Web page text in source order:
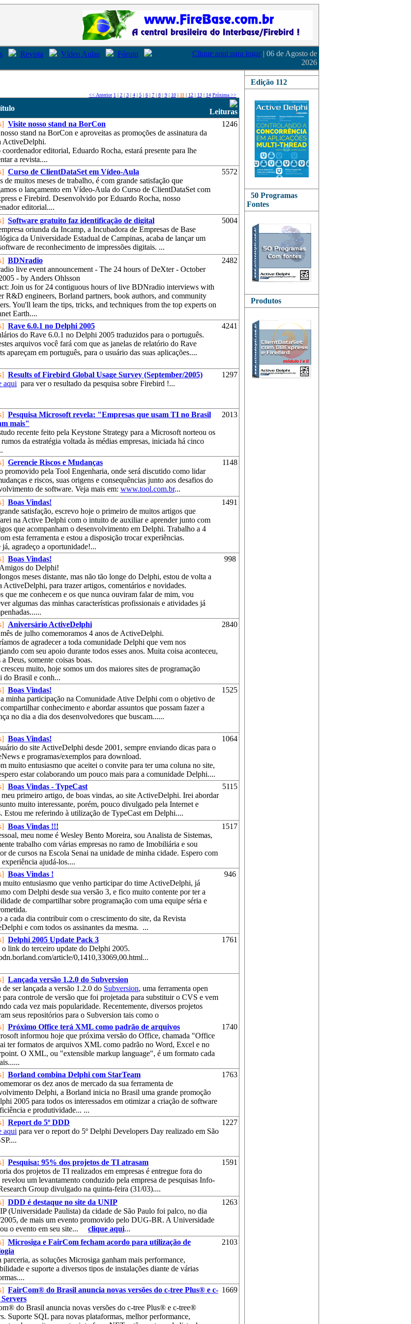
Revista Vídeo Aulas
Fórum
Clique aqui para logar | 06 de Agosto de
2026
<< Anterior 1 | 2| 3| 4| 5| 6| 7| 8| 9| 10| 11 | 12| 13| 14 Próxima >>
Leituras
Visite nosso stand na BorCon
stand na BorCon e aproveitas as promoções de assinatura da
ActiveDelphi.
coordenador editorial, Eduardo Rocha, estará presente para lhe
a revista....
1246
Curso de ClientDataSet em Vídeo-Aula
de muitos meses de trabalho, é com grande satisfação que
o lançamento em Vídeo-Aula do Curso de ClientDataSet com
e Firebird. Desenvolvido por Eduardo Rocha, nosso
editorial....
5572
Software gratuito faz identificação de digital
oriunda da Incamp, a Incubadora de Empresas de Base
da Universidade Estadual de Campinas, acaba de lançar um
de reconhecimento de impressões digitais. ...
5004
BDNradio
live event announcement - The 24 hours of DeXter - October
- by Anders Ohlsson
Join us for 24 contiguous hours of live BDNradio interviews with
R&D engineers, Borland partners, book authors, and community
You'll learn the tips, tricks, and techniques from the top experts on
Earth....
2482
Rave 6.0.1 no Delphi 2005
do Rave 6.0.1 no Delphi 2005 traduzidos para o português.
arquivos você fará com que as janelas de relatório do Rave
apareçam em português, para o usuário das suas aplicações....
4241
Results of Firebird Global Usage Survey (September/2005)
aqui para ver o resultado da pesquisa sobre Firebird !...
1297
Pesquisa Microsoft revela: "Empresas que usam TI no Brasil
mais"
recente feito pela Keystone Strategy para a Microsoft norteou os
da estratégia voltada às médias empresas, iniciada há cinco
2013
Gerencie Riscos e Mudanças
promovido pela Tool Engenharia, onde será discutido como lidar
e riscos, suas origens e consequências junto aos desafios do
de software. Veja mais em: www.tool.com.br...
1148
Boas Vindas!
satisfação, escrevo hoje o primeiro de muitos artigos que
na Active Delphi com o intuito de auxiliar e aprender junto com
que acompanham o desenvolvimento em Delphi. Trabalho a 4
esta ferramenta e estou a disposição trocar experiências.
já, agradeço a oportunidade!...
1491
Boas Vindas!
do Delphi!
meses distante, mas não tão longe do Delphi, estou de volta a
ActiveDelphi, para trazer artigos, comentários e novidades.
que me conhecem e os que nunca ouviram falar de mim, vou
algumas das minhas características profissionais e atividades já
998
Aniversário ActiveDelphi
de julho comemoramos 4 anos de ActiveDelphi.
de agradecer a toda comunidade Delphi que vem nos
com seu apoio durante todos esses anos. Muita coisa aconteceu,
a Deus, somente coisas boas.
muito, hoje somos um dos maiores sites de programação
do Brasil e conh...
2840
Boas Vindas!
minha participação na Comunidade Ative Delphi com o objetivo de
conhecimento e abordar assuntos que possam fazer a
no dia a dia dos desenvolvedores que buscam......
1525
Boas Vindas!
do site ActiveDelphi desde 2001, sempre enviando dicas para o
e programas/exemplos para download.
muito entusiasmo que aceitei o convite para ter uma coluna no site,
estar colaborando um pouco mais para a comunidade Delphi....
1064
Boas Vindas - TypeCast
meu primeiro artigo, de boas vindas, ao site ActiveDelphi. Irei abordar
muito interessante, porém, pouco divulgado pela Internet e
Estou me referindo à utilização de TypeCast em Delphi....
5115
Boas Vindas !!!
meu nome é Wesley Bento Moreira, sou Analista de Sistemas,
trabalho com várias empresas no ramo de Imobiliária e sou
de cursos na Escola Senai na unidade de minha cidade. Espero com
ajudá-los....
1517
Boas Vindas !
muito entusiasmo que venho participar do time ActiveDelphi, já
com Delphi desde sua versão 3, e fico muito contente por ter a
de compartilhar sobre programação com uma equipe séria e
a cada dia contribuir com o crescimento do site, da Revista
e com todos os assinantes da mesma. ...
946
Delphi 2005 Update Pack 3
o link do terceiro update do Delphi 2005.
article/0,1410,33069,00.html...
1761
Lançada versão 1.2.0 do Subversion
de ser lançada a versão 1.2.0 do Subversion, uma ferramenta open
para controle de versão que foi projetada para substituir o CVS e vem
cada vez mais popularidade. Recentemente, diversos projetos
seus repositórios para o Subversion tais como o
Próximo Office terá XML como padrão de arquivos
informou hoje que próxima versão do Office, chamada "Office
ter formatos de arquivos XML como padrão no Word, Excel e no
O XML, ou "extensible markup language", é um formato cada
1740
Borland combina Delphi com StarTeam
os dez anos de mercado da sua ferramenta de
Delphi, a Borland inicia no Brasil uma grande promoção
2005 para todos os interessados em otimizar a criação de software
e produtividade... ...
1763
Report do 5º DDD
aqui para ver o report do 5º Delphi Developers Day realizado em São
1227
Pesquisa: 95% dos projetos de TI atrasam
dos projetos de TI realizados em empresas é entregue fora do
revelou um levantamento conduzido pela empresa de pesquisas Info-
Group divulgado na quinta-feira (31/03)....
1591
DDD é destaque no site da UNIP
(Universidade Paulista) da cidade de São Paulo foi palco, no dia
de mais um evento promovido pelo DUG-BR. A Universidade
o evento em seu site... clique aqui...
1263
Microsiga e FairCom fecham acordo para utilização de
parceria, as soluções Microsiga ganham mais performance,
e suporte a diversos tipos de instalações diante de várias
2103
FairCom® do Brasil anuncia novas versões do c-tree Plus® e c-
do Brasil anuncia novas versões do c-tree Plus® e c-tree®
Suporte SQL para novas plataformas, melhor performance,
1669
Edição 112
50 Programas
Fontes
Produtos